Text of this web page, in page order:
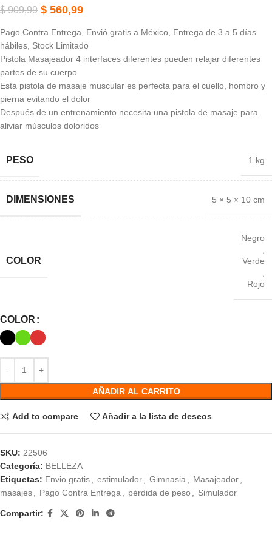
$909,99 $ 560,99
Pago Contra Entrega, Envió gratis a México, Entrega de 3 a 5 días
hábiles, Stock Limitado
Pistola Masajeador 4 interfaces diferentes pueden relajar diferentes
partes de su cuerpo
Esta pistola de masaje muscular es perfecta para el cuello, hombro y
pierna evitando el dolor
Después de un entrenamiento necesita una pistola de masaje para
aliviar músculos doloridos
PESO 1 kg
DIMENSIONES 5 × 5 × 10 cm
COLOR
Negro
Verde
Rojo
COLOR
AÑADIR AL CARRITO
Add to compare Añadir a la lista de deseos
SKU: 22506
Categoría: BELLEZA
Etiquetas: Envio gratis estimulador Gimnasia Masajeador
masajes
Pago Contra Entrega pérdida de peso Simulador
Compartir: